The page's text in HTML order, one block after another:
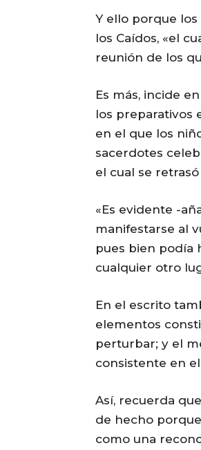
Y ello porque
los Caídos, «el
reunión de los
Es más, incide
los preparativos
en el que los
sacerdotes
el cual se
«Es evidente -
manifestarse al
pues bien podía
cualquier otro
En el escrito
elementos
perturbar; y el
consistente en
Así, recuerda
de hecho
como una